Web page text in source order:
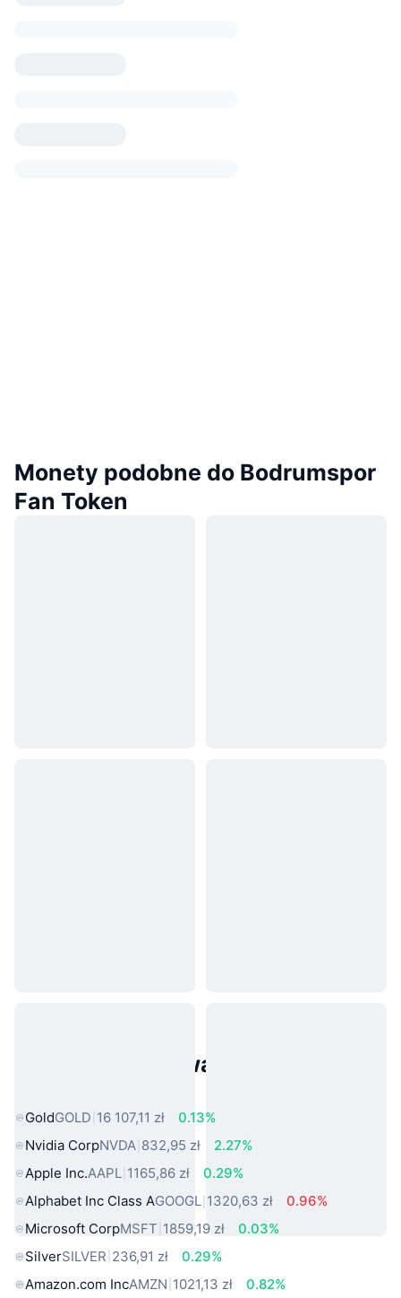
Monety podobne do Bodrumspor
Fan Token
Popularne aktywa ze świata
GoldGOLD 16 107,11 zł
0.13%
Nvidia CorpNVDA 832,95 zł
2.27%
Apple Inc.AAPL 1165,86 zł
0.29%
Alphabet Inc Class AGOOGL 1320,63 zł
0.96%
Microsoft CorpMSFT 1859,19 zł
0.03%
SilverSILVER 236,91 zł
0.29%
Amazon.com IncAMZN 1021,13 zł
0.82%